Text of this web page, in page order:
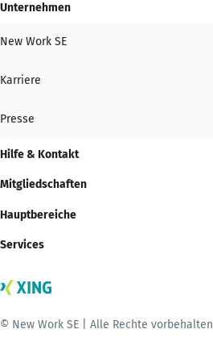
Unternehmen
New Work SE
Karriere
Presse
Hilfe & Kontakt
Mitgliedschaften
Hauptbereiche
Services
© New Work SE | Alle Rechte vorbehalten